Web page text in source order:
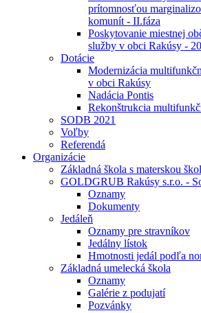
prítomnosťou
komunít - II.fáza
Poskytovanie miestnej
služby v obci Rakúsy -
Dotácie
Modernizácia
v obci Rakúsy
Nadácia Pontis
Rekonštrukcia
SODB 2021
Voľby
Referendá
Organizácie
Základná škola s materskou
GOLDGRUB Rakúsy s.r.o. -
Oznamy
Dokumenty
Jedáleň
Oznamy pre stravníkov
Jedálny lístok
Hmotnosti jedál podľa
Základná umelecká škola
Oznamy
Galérie z podujatí
Pozvánky